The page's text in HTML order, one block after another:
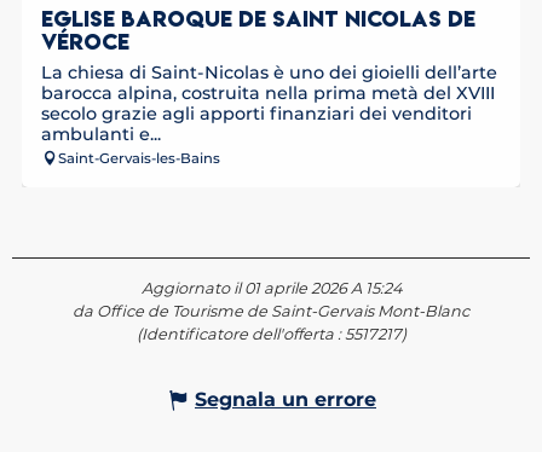
EGLISE BAROQUE DE SAINT NICOLAS DE
VÉROCE
La chiesa di Saint-Nicolas è uno dei gioielli dell’arte
barocca alpina, costruita nella prima metà del XVIII
secolo grazie agli apporti finanziari dei venditori
ambulanti e...
Saint-Gervais-les-Bains
Aggiornato il 01 aprile 2026 A 15:24
da Office de Tourisme de Saint-Gervais Mont-Blanc
(Identificatore dell'offerta :5517217)
Segnala un errore